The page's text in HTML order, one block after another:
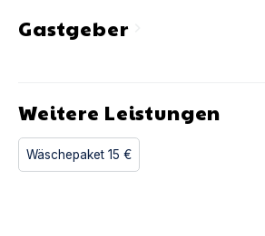
Gastgeberchevron_right
Weitere Leistungen
Wäschepaket 15 €